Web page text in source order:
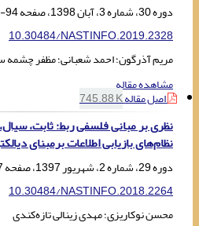
دوره 30، شماره 3، آبان 1398، صفحه
94-116
10.30484/NASTINFO.2019.2328
مریم آذرگون؛ احمد شعبانی؛ مظفر
مشاهده مقاله
اصل مقاله745.88 K
نظری بر مبانی فلسفی ربط: ثابت،
نظام‌های بازیابی اطلاعات برمبنای
دوره 29، شماره 2، شهریور 1397، صفحه
10.30484/NASTINFO.2018.2264
محسن نوکاریزی؛ مهدی زینالی تازه‌کندی